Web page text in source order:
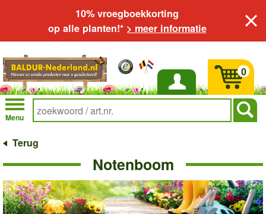
10% vroegboekkorting
op alle planten!* > meer informatie
Inloggen
Menu
0
Terug
Notenboom